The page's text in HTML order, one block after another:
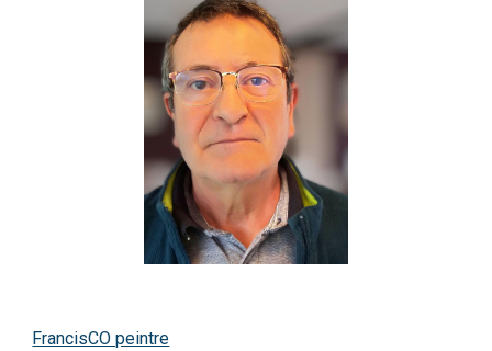
FrancisCO peintre